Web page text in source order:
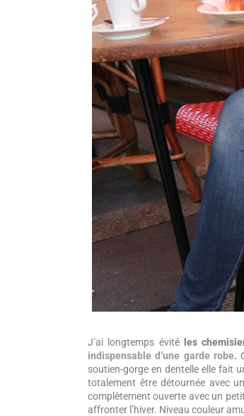
J’ai longtemps évité les
indispensable d’une garde robe.
soutien-gorge en dentelle elle fait
totalement être détournée avec
complètement ouverte avec un
affronter l’hiver. Niveau couleur